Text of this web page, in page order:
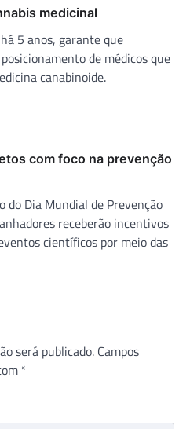
medicinal
5 anos, garante que
de médicos que
canabinoide.
com foco na prevenção
do Dia Mundial de Prevenção
receberão incentivos
científicos por meio das
será publicado. Campos
*